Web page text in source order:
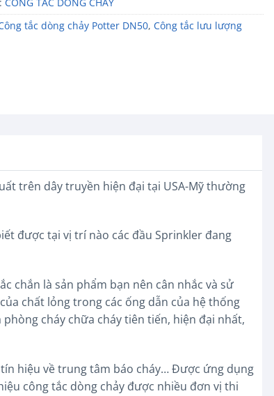
tắc dòng chảy Potter DN50, Công tắc lưu lượng
trên dây truyền hiện đại tại USA-Mỹ thường
được tại vị trí nào các đầu Sprinkler đang
chắn là sản phẩm bạn nên cân nhắc và sử
chất lỏng trong các ống dẫn của hệ thống
cháy chữa cháy tiên tiến, hiện đại nhất,
hiệu về trung tâm báo cháy… Được ứng dụng
công tắc dòng chảy được nhiều đơn vị thi